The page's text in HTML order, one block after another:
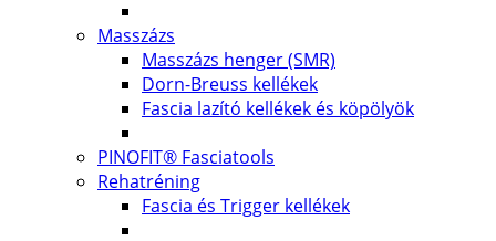
Masszázs
Masszázs henger (SMR)
Dorn-Breuss kellékek
Fascia lazító kellékek és köpölyök
PINOFIT® Fasciatools
Rehatréning
Fascia és Trigger kellékek